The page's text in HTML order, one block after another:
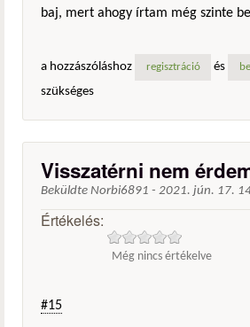
baj, mert ahogy írtam még szinte
a hozzászóláshoz regisztráció és
szükséges
Visszatérni nem
Beküldte Norbi6891 - 2021. jún. 17.
Értékelés:
Még nincs értékelve
#15